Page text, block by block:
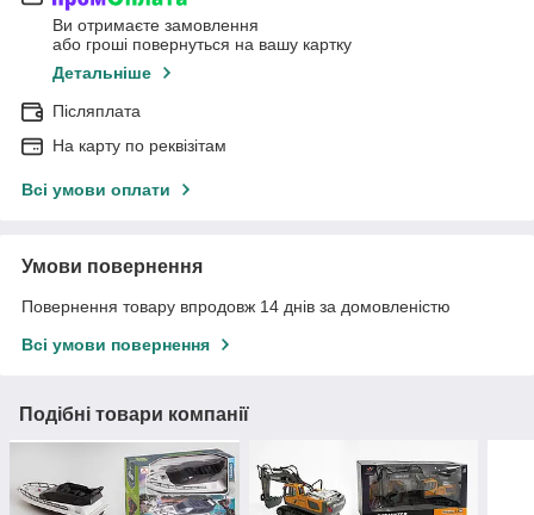
Ви отримаєте замовлення
або гроші повернуться на вашу картку
Детальніше
Післяплата
На карту по реквізітам
Всі умови оплати
Умови повернення
Повернення товару впродовж 14 днів за домовленістю
Всі умови повернення
Подібні товари компанії